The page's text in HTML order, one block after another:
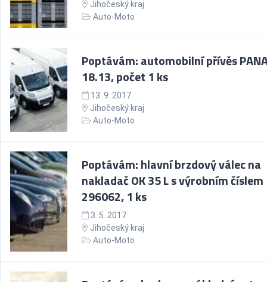
Jihočeský kraj
Auto-Moto
Poptávám: automobilní přívěs
18.13, počet 1 ks
13. 9. 2017
Jihočeský kraj
Auto-Moto
Poptávám: hlavní brzdový válec na
nakladač OK 35 L s výrobním číslem
296062, 1 ks
3. 5. 2017
Jihočeský kraj
Auto-Moto